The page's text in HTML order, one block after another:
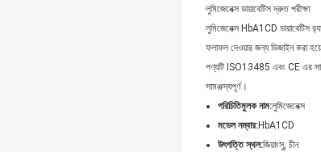
লুমিজেনেক্স ডায়াবেটিস দ্রুত পরীক্ষা
লুমিজেনেক্স HbA1CD ডায়াবেটিস
ফলাফল দেওয়ার জন্য ডিজাইন করা
পণ্যটি ISO13485 এবং CE এর
সামঞ্জস্যপূর্ণ।
পরিচিতিমুলক নাম:লুমিজেনেক্স
মডেল নম্বার:HbA1CD
উৎপত্তি স্থল:জিয়াংসু, চীন